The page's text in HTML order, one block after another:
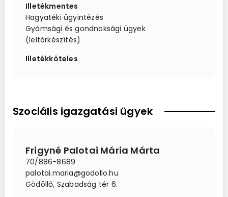
Illetékmentes
Hagyatéki ügyintézés
Gyámsági és gondnoksági ügyek
(leltárkészítés)
Illetékköteles
Szociális igazgatási ügyek
Frigyné Palotai Mária Márta
70/886-8689
palotai.maria@godollo.hu
Gödöllő, Szabadság tér 6.